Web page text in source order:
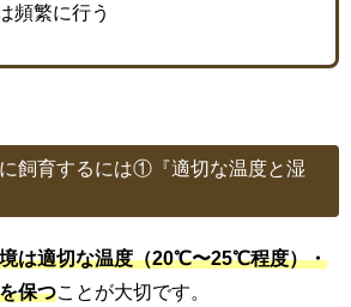
頻繁に行う
飼育するには①『適切な温度と湿
は適切な温度（20℃〜25℃程度）・
保つことが大切です。